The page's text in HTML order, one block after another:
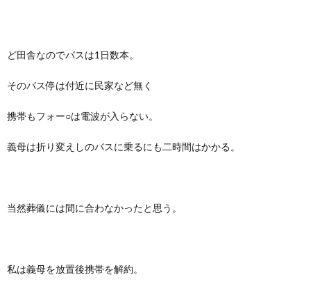
ど田舎なのでバスは1日数本。
そのバス停は付近に民家など無く
携帯もフォー○は電波が入らない。
義母は折り変えしのバスに乗るにも二時間はかかる。
当然葬儀には間に合わなかったと思う。
私は義母を放置後携帯を解約。